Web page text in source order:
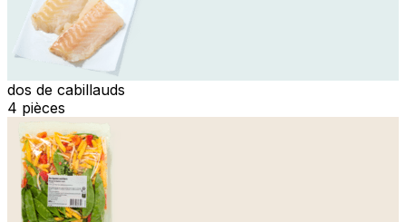
dos de cabillauds
4 pièces